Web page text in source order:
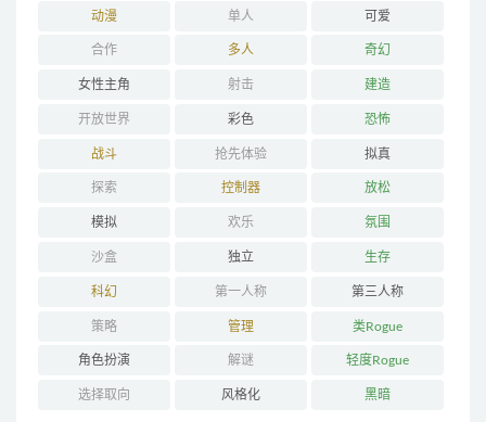
动漫 单人 可爱
合作 多人 奇幻
女性主角 射击 建造
开放世界 彩色 恐怖
战斗 抢先体验 拟真
探索 控制器 放松
模拟 欢乐 氛围
沙盒 独立 生存
科幻 第一人称 第三人称
策略 管理 类Rogue
角色扮演 解谜 轻度Rogue
选择取向 风格化 黑暗